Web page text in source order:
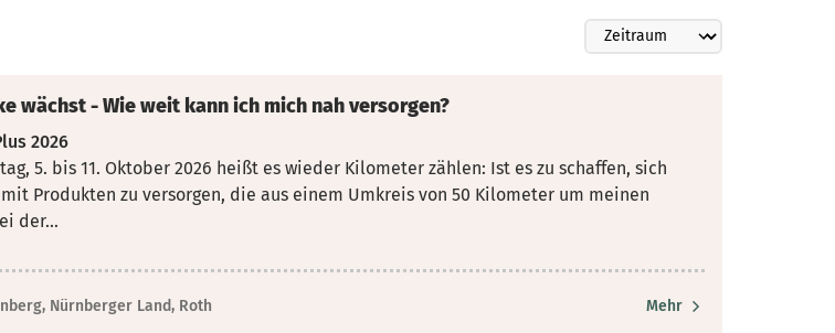
wächst - Wie weit kann ich mich nah versorgen?
2026
5. bis 11. Oktober 2026 heißt es wieder Kilometer zählen: Ist es zu schaffen, sich
Produkten zu versorgen, die aus einem Umkreis von 50 Kilometer um meinen
der...
Nürnberger Land, Roth Mehr